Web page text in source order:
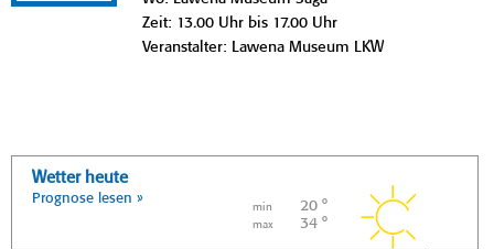
Zeit: 13.00 Uhr bis 17.00 Uhr
Veranstalter: Lawena Museum LKW
Wetter heute
Prognose lesen »
min 20 °
max 34 °